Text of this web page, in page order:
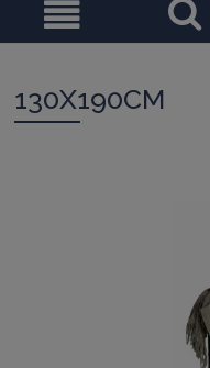
130X190CM